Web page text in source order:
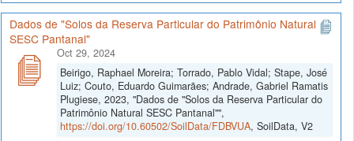
Dados de "Solos da Reserva Particular do Patrimônio Natural
SESC Pantanal"
Oct 29, 2024
Beirigo, Raphael Moreira; Torrado, Pablo Vidal; Stape, José
Luiz; Couto, Eduardo Guimarães; Andrade, Gabriel Ramatis
Plugiese, 2023, "Dados de "Solos da Reserva Particular do
Patrimônio Natural SESC Pantanal"",
https://doi.org/10.60502/SoilData/FDBVUA, SoilData, V2